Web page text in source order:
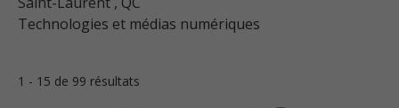
Technologies et médias numériques
1 - 15 de 99 résultats